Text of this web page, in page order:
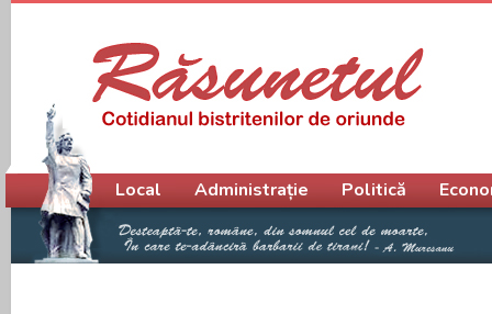
Meniu principal
Local Administrație Politică